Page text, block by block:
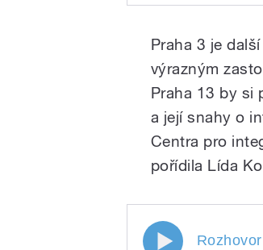
pause
Praha 3 je
výrazným
Praha 13 by si
a její snahy o
Centra pro
pořídila Lída
Rozhovor oRozhovor